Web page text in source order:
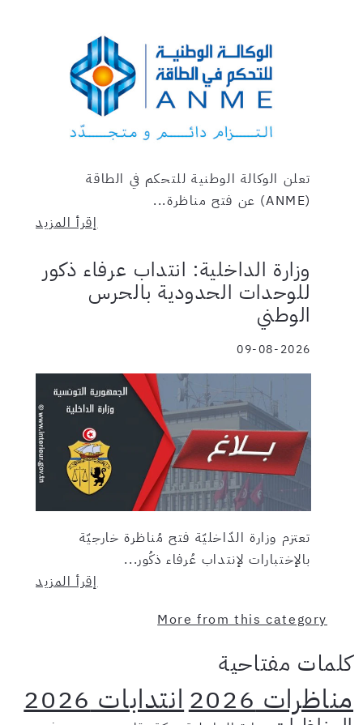
تعلن الوكالة الوطنية للتحكم في الطاقة
(ANME) عن فتح مناظرة...
إقرأ المزيد
وزارة الداخلية: انتداب عرفاء ذكور
للوحدات الحدودية بالحرس
الوطني
09-08-2026
تعتزم وزارة الدّاخليّة فتح مُناظرة خارجيّة
بالإختبارات لإنتداب عُرفاء ذكُور...
إقرأ المزيد
More from this category
كلمات مفتاحية
مناظرات 2026 انتدابات 2026